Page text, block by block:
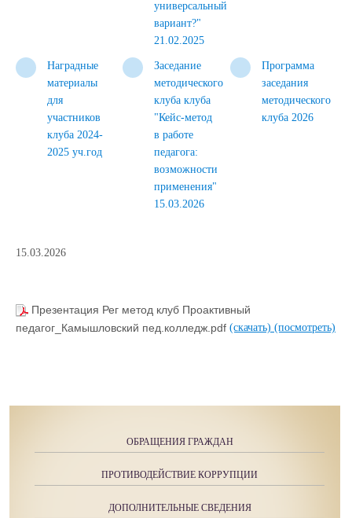
универсальный
вариант?"
21.02.2025
Наградные
материалы
для
участников
клуба 2024-
2025 уч.год
Заседание
методического
клуба клуба
"Кейс-метод
в работе
педагога:
возможности
применения"
15.03.2026
Программа
заседания
методического
клуба 2026
15.03.2026
Презентация Рег метод клуб Проактивный
педагог_Камышловский пед.колледж.pdf (скачать) (посмотреть)
ОБРАЩЕНИЯ ГРАЖДАН
ПРОТИВОДЕЙСТВИЕ КОРРУПЦИИ
ДОПОЛНИТЕЛЬНЫЕ СВЕДЕНИЯ